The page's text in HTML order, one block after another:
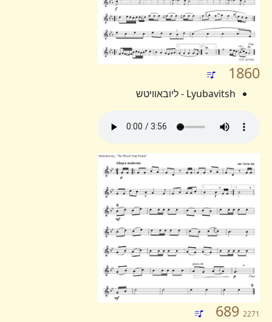
1860
Lyubavitsh - ליובאוויטש
689 2271